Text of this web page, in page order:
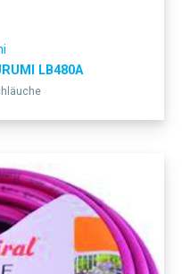
LB480A